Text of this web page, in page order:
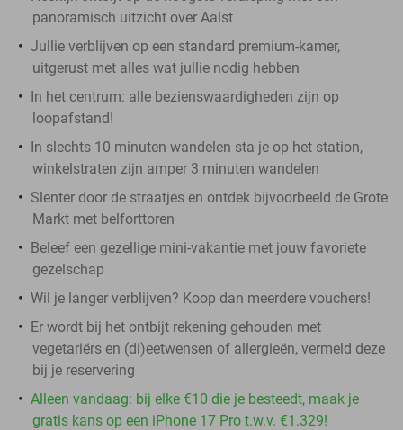
panoramisch uitzicht over Aalst
Jullie verblijven op een standard premium-kamer,
uitgerust met alles wat jullie nodig hebben
In het centrum: alle bezienswaardigheden zijn op
loopafstand!
In slechts 10 minuten wandelen sta je op het station,
winkelstraten zijn amper 3 minuten wandelen
Slenter door de straatjes en ontdek bijvoorbeeld de Grote
Markt met belforttoren
Beleef een gezellige mini-vakantie met jouw favoriete
gezelschap
Wil je langer verblijven? Koop dan meerdere vouchers!
Er wordt bij het ontbijt rekening gehouden met
vegetariërs en (di)eetwensen of allergieën, vermeld deze
bij je reservering
Alleen vandaag: bij elke €10 die je besteedt, maak je
gratis kans op een iPhone 17 Pro t.w.v. €1.329!